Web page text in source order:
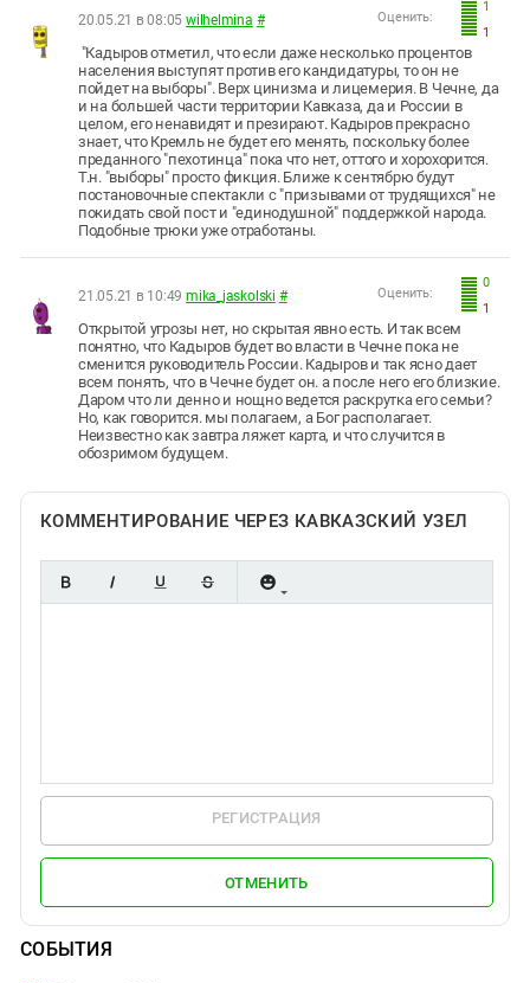
1
1
Оценить:
20.05.21 в 08:05 wilhelmina #
"Кадыров отметил, что если даже несколько процентов
населения выступят против его кандидатуры, то он не
пойдет на выборы". Верх цинизма и лицемерия. В Чечне, да
и на большей части территории Кавказа, да и России в
целом, его ненавидят и презирают. Кадыров прекрасно
знает, что Кремль не будет его менять, поскольку более
преданного "пехотинца" пока что нет, оттого и хорохорится.
Т.н. "выборы" просто фикция. Ближе к сентябрю будут
постановочные спектакли с "призывами от трудящихся" не
покидать свой пост и "единодушной" поддержкой народа.
Подобные трюки уже отработаны.
0
1
Оценить:
21.05.21 в 10:49 mika_jaskolski #
Открытой угрозы нет, но скрытая явно есть. И так всем
понятно, что Кадыров будет во власти в Чечне пока не
сменится руководитель России. Кадыров и так ясно дает
всем понять, что в Чечне будет он. а после него его близкие.
Даром что ли денно и нощно ведется раскрутка его семьи?
Но, как говорится. мы полагаем, а Бог располагает.
Неизвестно как завтра ляжет карта, и что случится в
обозримом будущем.
КОММЕНТИРОВАНИЕ ЧЕРЕЗ КАВКАЗСКИЙ УЗЕЛ
РЕГИСТРАЦИЯ
ОТМЕНИТЬ
СОБЫТИЯ